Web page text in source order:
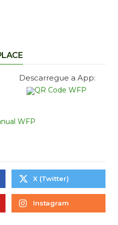
Descarregue a App:
X (Twitter)
Instagram